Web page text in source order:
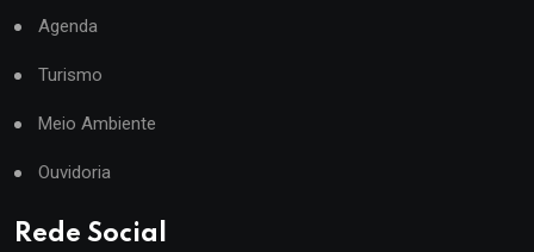
Agenda
Turismo
Meio Ambiente
Ouvidoria
Rede Social